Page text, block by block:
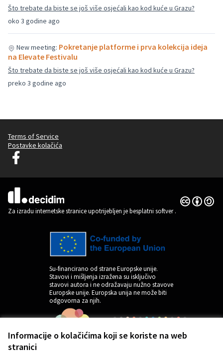
Informacije o kolačićima koji se koriste na web
stranici
oko 3 godine ago
Što trebate da biste se još više osjećali kao kod kuće u Grazu?
preko 3 godine ago
New meeting: Pokretanje platforme i prva kolekcija ideja
na Elevate Festivalu
Što trebate da biste se još više osjećali kao kod kuće u Grazu?
Terms of Service
Postavke kolačića
Graz Gemeinsam Gestalten na Facebooku
(Vanjska poveznica)
Za izradu internetske stranice upotrijebljen je besplatni softver.
Licencija
(Vanjska
Su-financirano od strane Europske unije.
Stavovi i mišljenja izražena su isključivo
stavovi autora i ne odražavaju nužno stavove
Europske unije. Europska unija ne može biti
odgovorna za njih.